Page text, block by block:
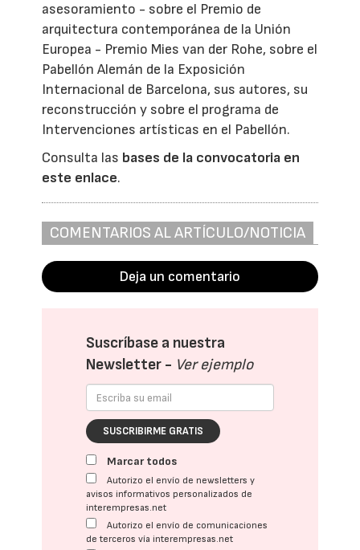
asesoramiento - sobre el Premio de
arquitectura contemporánea de la Unión
Europea - Premio Mies van der Rohe, sobre el
Pabellón Alemán de la Exposición
Internacional de Barcelona, sus autores, su
reconstrucción y sobre el programa de
Intervenciones artísticas en el Pabellón.
Consulta las bases de la convocatoria en
este enlace.
COMENTARIOS AL ARTÍCULO/NOTICIA
Deja un comentario
Suscríbase a nuestra
Newsletter - Ver ejemplo
SUSCRIBIRME GRATIS
Marcar todos
Autorizo el envío de newsletters y
avisos informativos personalizados de
interempresas.net
Autorizo el envío de comunicaciones
de terceros vía interempresas.net